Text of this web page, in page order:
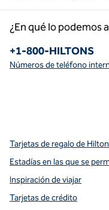
¿En qué lo podemos
Teléfono:
+1-800-HILTONS
Números de teléfono
Tarjetas de regalo de
Estadías en las que se
Inspiración de viajar
Tarjetas de crédito